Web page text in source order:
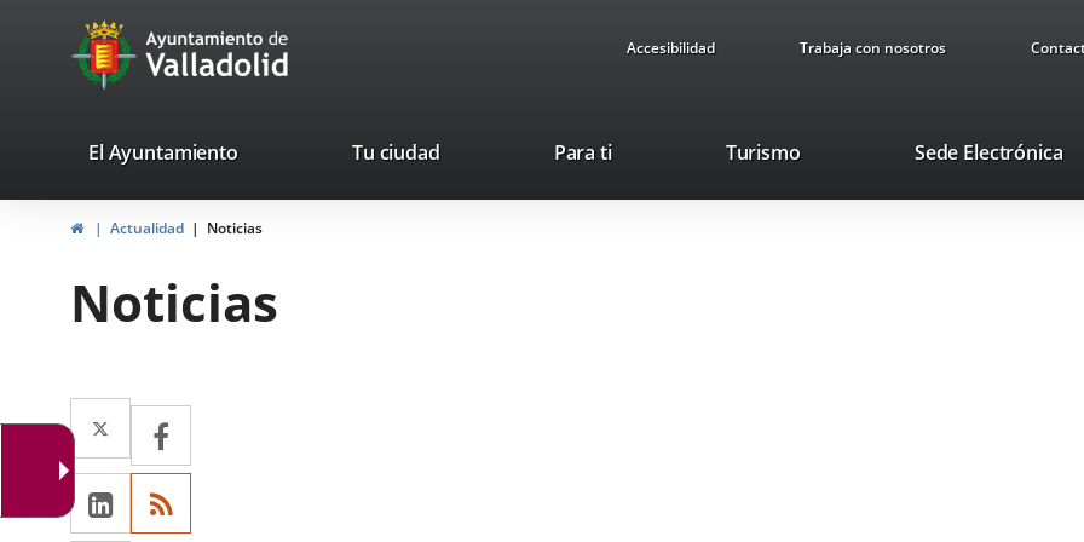
Portal
Web
Ayuntamiento
de
Accesibilidad Trabaja con nosotros
valladolid.es
El Ayuntamiento Tu ciudad Para ti TurismoEste
se
Sede Electrónica
InicioActualidad Noticias
Noticias
Twitter
Enlace
a
una
a
una
LinkedIn
Enlace